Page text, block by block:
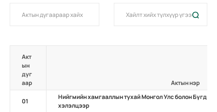
Акт
ын
дуг
аар
Актын нэр
01
Нийгмийн хамгааллын тухай Монгол Улс болон Бүгд
хэлэлцээр